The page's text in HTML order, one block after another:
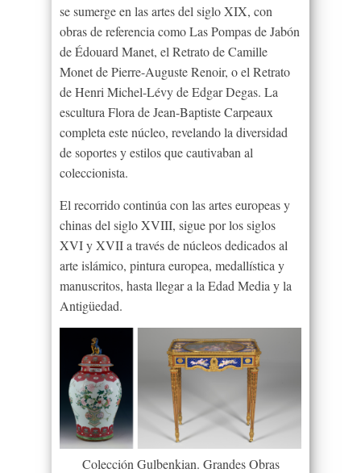
se sumerge en las artes del siglo XIX, con
obras de referencia como Las Pompas de Jabón
de Édouard Manet, el Retrato de Camille
Monet de Pierre-Auguste Renoir, o el Retrato
de Henri Michel-Lévy de Edgar Degas. La
escultura Flora de Jean-Baptiste Carpeaux
completa este núcleo, revelando la diversidad
de soportes y estilos que cautivaban al
coleccionista.
El recorrido continúa con las artes europeas y
chinas del siglo XVIII, sigue por los siglos
XVI y XVII a través de núcleos dedicados al
arte islámico, pintura europea, medallística y
manuscritos, hasta llegar a la Edad Media y la
Antigüedad.
Colección Gulbenkian. Grandes Obras